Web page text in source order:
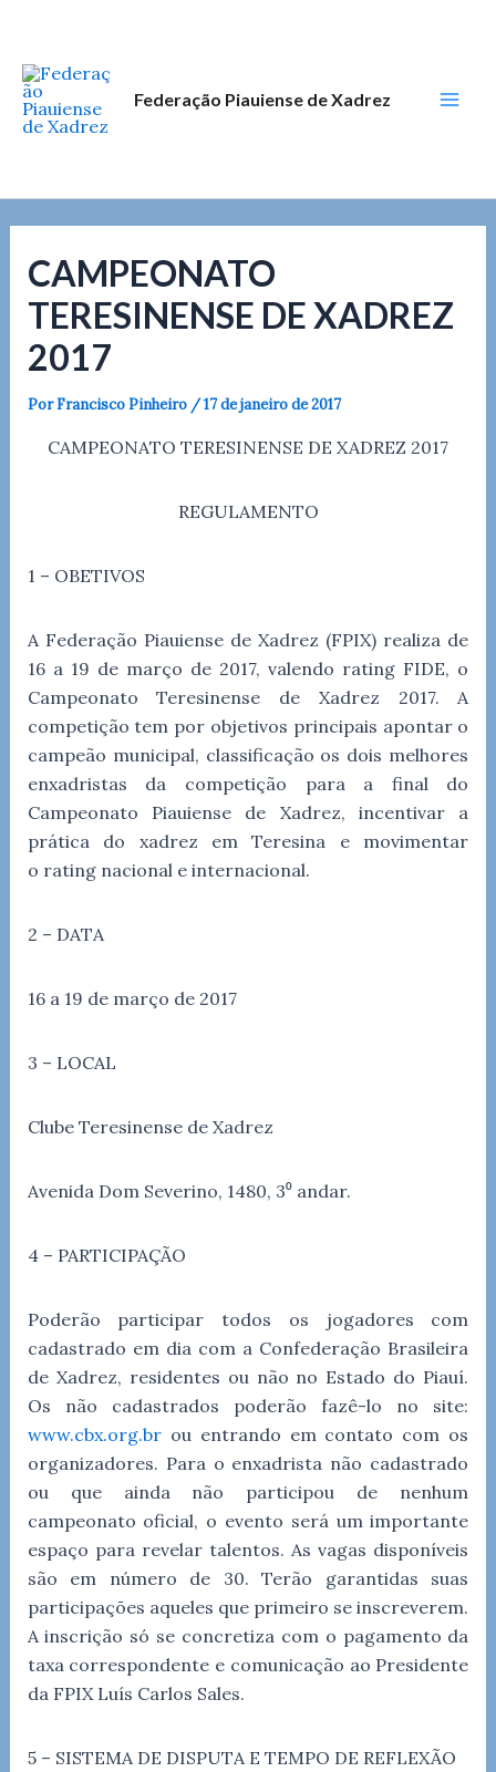
conteúdo
Federação Piauiense de Xadrez
CAMPEONATO
TERESINENSE DE XADREZ
2017
PorFrancisco Pinheiro /17 de janeiro de 2017
CAMPEONATO TERESINENSE DE XADREZ 2017
REGULAMENTO
1 – OBETIVOS
A Federação Piauiense de Xadrez (FPIX) realiza de
16 a 19 de março de 2017, valendo rating FIDE, o
Campeonato Teresinense de Xadrez 2017. A
competição tem por objetivos principais apontar o
campeão municipal, classificação os dois melhores
enxadristas da competição para a final do
Campeonato Piauiense de Xadrez, incentivar a
prática do xadrez em Teresina e movimentar
o rating nacional e internacional.
2 – DATA
16 a 19 de março de 2017
3 – LOCAL
Clube Teresinense de Xadrez
Avenida Dom Severino, 1480, 3⁰ andar.
4 – PARTICIPAÇÃO
Poderão participar todos os jogadores com
cadastrado em dia com a Confederação Brasileira
de Xadrez, residentes ou não no Estado do Piauí.
Os não cadastrados poderão fazê-lo no site:
www.cbx.org.brou entrando em contato com os
organizadores. Para o enxadrista não cadastrado
ou que ainda não participou de nenhum
campeonato oficial, o evento será um importante
espaço para revelar talentos. As vagas disponíveis
são em número de 30. Terão garantidas suas
participações aqueles que primeiro se inscreverem.
A inscrição só se concretiza com o pagamento da
taxa correspondente e comunicação ao Presidente
da FPIX Luís Carlos Sales.
5 – SISTEMA DE DISPUTA E TEMPO DE REFLEXÃO